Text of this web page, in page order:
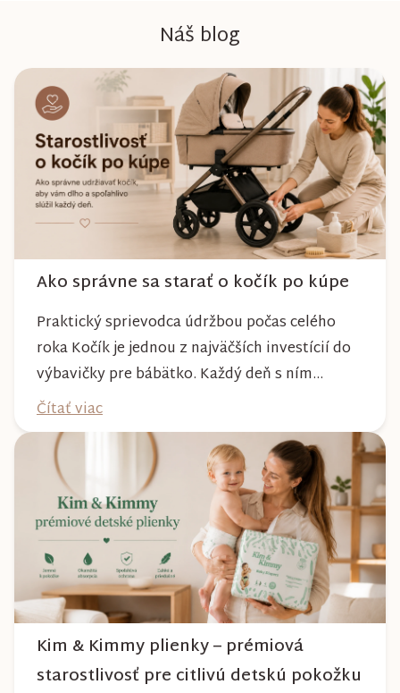
Náš blog
Ako správne sa starať o kočík po kúpe
Praktický sprievodca údržbou počas celého
roka Kočík je jednou z najväčších investícií do
výbavičky pre bábätko. Každý deň s ním
absolvujete prechádzky po meste, v parkoch,
na lesných chodníkoch aj počas nepriaznivého
počasia. Pravidelnou starostlivosťou si však
môžete byť istí, že vám bude spoľahlivo slúžiť
dlhé roky a zachová si svoj krásny vzhľ...
Čítať viac
Kim & Kimmy plienky – prémiová
starostlivosť pre citlivú detskú pokožku